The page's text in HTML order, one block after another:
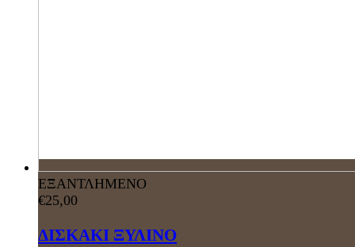
ΕΞΑΝΤΛΗΜΕΝΟ
€25,00
ΔΙΣΚΑΚΙ ΞΥΛΙΝΟ